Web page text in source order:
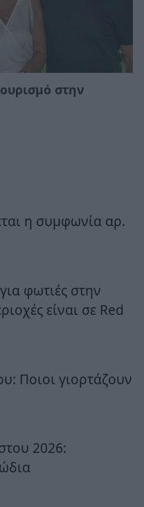
στην
η συμφωνία αρ.
φωτιές στην
είναι σε Red
Ποιοι γιορτάζουν
2026: